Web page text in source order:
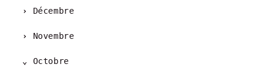
Décembre
Novembre
Octobre